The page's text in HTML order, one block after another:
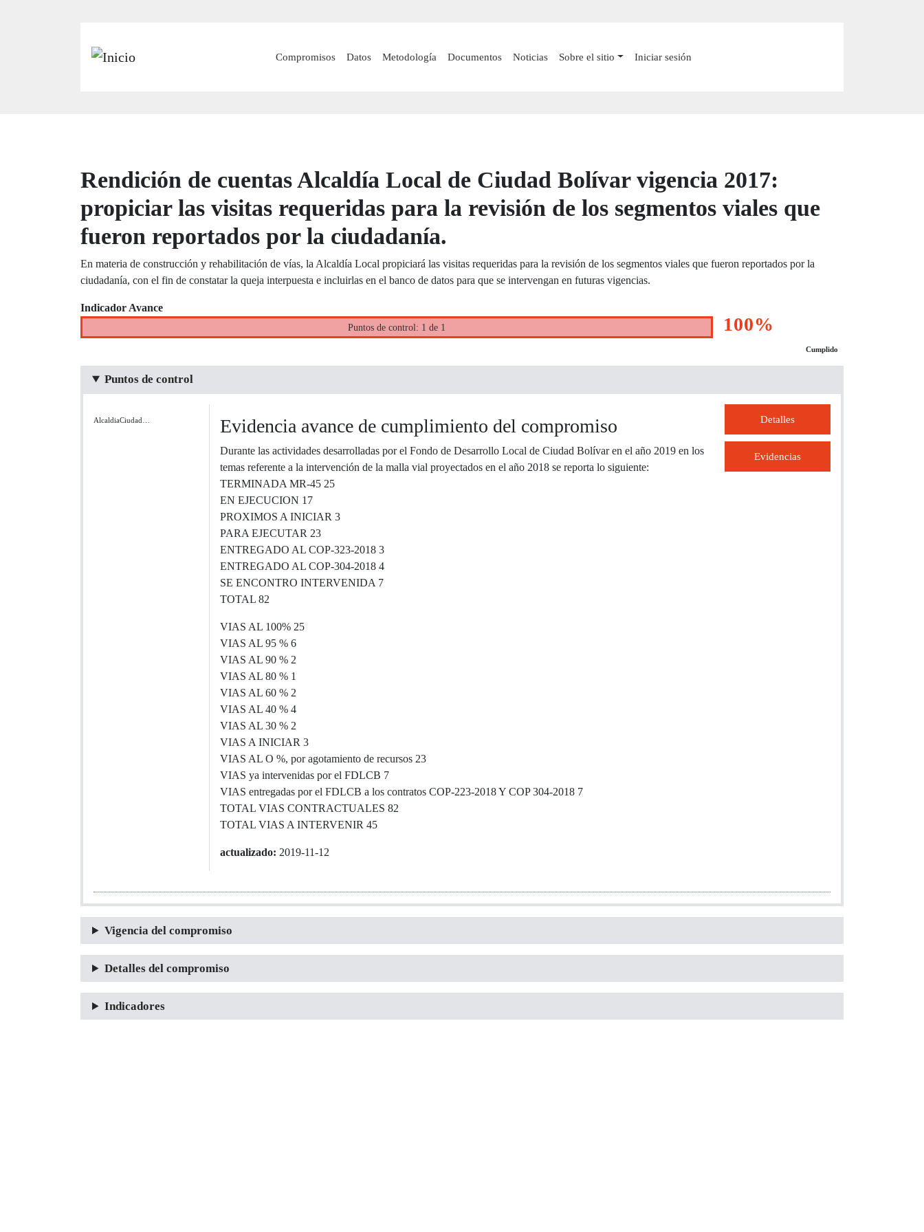
principal
Main navigation
Compromisos Datos Metodología Documentos Noticias Sobre el sitio Iniciar sesión
Rendición de cuentas Alcaldía Local de Ciudad Bolívar vigencia 2017:
propiciar las visitas requeridas para la revisión de los segmentos viales que
fueron reportados por la ciudadanía.
En materia de construcción y rehabilitación de vías, la Alcaldía Local propiciará las visitas requeridas para la revisión de los segmentos viales que fueron reportados por la
ciudadanía, con el fin de constatar la queja interpuesta e incluirlas en el banco de datos para que se intervengan en futuras vigencias.
Indicador Avance
Puntos de control: 1 de 1 100%
Cumplido
Puntos de control
AlcaldiaCiudad… Evidencia avance de cumplimiento del compromiso
Durante las actividades desarrolladas por el Fondo de Desarrollo Local de Ciudad Bolívar en el año 2019 en los
temas referente a la intervención de la malla vial proyectados en el año 2018 se reporta lo siguiente:
TERMINADA MR-45 25
EN EJECUCION 17
PROXIMOS A INICIAR 3
PARA EJECUTAR 23
ENTREGADO AL COP-323-2018 3
ENTREGADO AL COP-304-2018 4
SE ENCONTRO INTERVENIDA 7
TOTAL 82
VIAS AL 100% 25
VIAS AL 95 % 6
VIAS AL 90 % 2
VIAS AL 80 % 1
VIAS AL 60 % 2
VIAS AL 40 % 4
VIAS AL 30 % 2
VIAS A INICIAR 3
VIAS AL O %, por agotamiento de recursos 23
VIAS ya intervenidas por el FDLCB 7
VIAS entregadas por el FDLCB a los contratos COP-223-2018 Y COP 304-2018 7
TOTAL VIAS CONTRACTUALES 82
TOTAL VIAS A INTERVENIR 45
actualizado: 2019-11-12
Detalles
Evidencias
Vigencia del compromiso
Detalles del compromiso
Indicadores